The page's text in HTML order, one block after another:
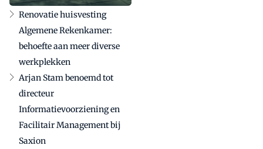
Renovatie huisvesting
Algemene Rekenkamer:
behoefte aan meer diverse
werkplekken
Arjan Stam benoemd tot
directeur
Informatievoorziening en
Facilitair Management bij
Saxion